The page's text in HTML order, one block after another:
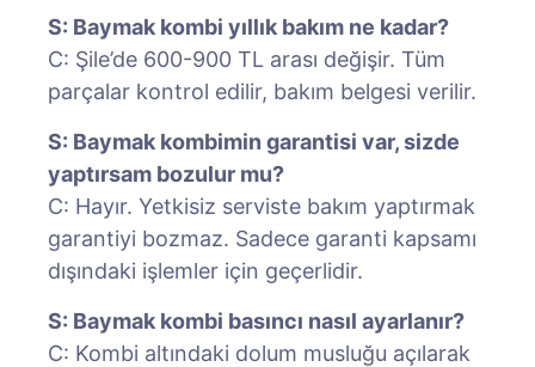
S: Baymak kombi yıllık bakım ne kadar?
C: Şile’de 600-900 TL arası değişir. Tüm
parçalar kontrol edilir, bakım belgesi verilir.
S: Baymak kombimin garantisi var, sizde
yaptırsam bozulur mu?
C: Hayır. Yetkisiz serviste bakım yaptırmak
garantiyi bozmaz. Sadece garanti kapsamı
dışındaki işlemler için geçerlidir.
S: Baymak kombi basıncı nasıl ayarlanır?
C: Kombi altındaki dolum musluğu açılarak